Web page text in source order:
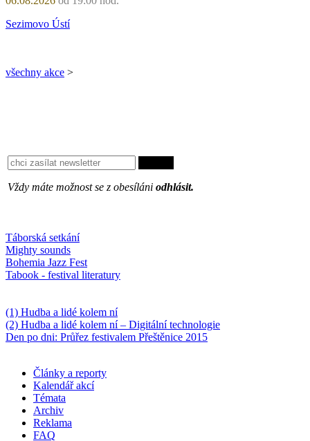
Sezimovo Ústí
všechny akce >
Vždy máte možnost se z obesíláni odhlásit.
Táborská setkání
Mighty sounds
Bohemia Jazz Fest
Tabook - festival literatury
(1) Hudba a lidé kolem ní
(2) Hudba a lidé kolem ní – Digitální technologie
Den po dni: Průřez festivalem Přeštěnice 2015
Články a reporty
Kalendář akcí
Témata
Archiv
Reklama
FAQ